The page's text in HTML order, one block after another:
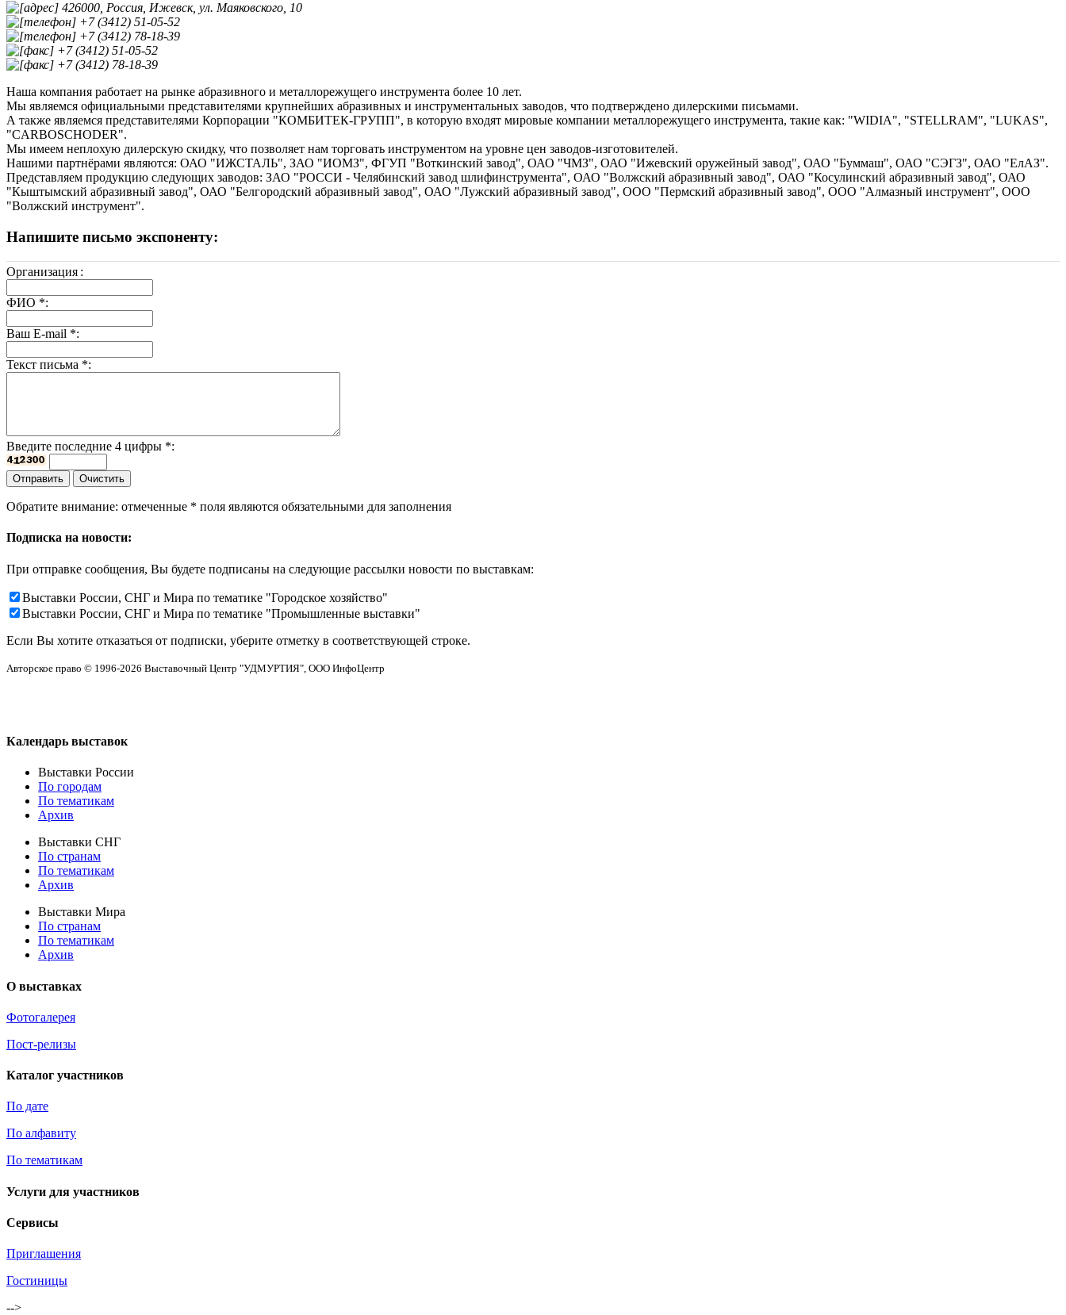
426000, Россия, Ижевск, ул. Маяковского, 10
+7 (3412) 51-05-52
+7 (3412) 78-18-39
+7 (3412) 51-05-52
+7 (3412) 78-18-39
Наша компания работает на рынке абразивного и металлорежущего инструмента более 10 лет.
Мы являемся официальными представителями крупнейших абразивных и инструментальных заводов, что подтверждено дилерскими письмами.
А также являемся представителями Корпорации "КОМБИТЕК-ГРУПП", в которую входят мировые компании металлорежущего инструмента, такие как: "WIDIA", "STELLRAM", "LUKAS",
"CARBOSCHODER".
Мы имеем неплохую дилерскую скидку, что позволяет нам торговать инструментом на уровне цен заводов-изготовителей.
Нашими партнёрами являются: ОАО "ИЖСТАЛЬ", ЗАО "ИОМЗ", ФГУП "Воткинский завод", ОАО "ЧМЗ", ОАО "Ижевский оружейный завод", ОАО "Буммаш", ОАО "СЭГЗ", ОАО "ЕлАЗ".
Представляем продукцию следующих заводов: ЗАО "РОССИ - Челябинский завод шлифинструмента", ОАО "Волжский абразивный завод", ОАО "Косулинский абразивный завод", ОАО
"Кыштымский абразивный завод", ОАО "Белгородский абразивный завод", ОАО "Лужский абразивный завод", ООО "Пермский абразивный завод", ООО "Алмазный инструмент", ООО
"Волжский инструмент".
Напишите письмо экспоненту:
Организация :
ФИО *:
Ваш E-mail *:
Текст письма *:
Введите последние 4 цифры *:
Обратите внимание: отмеченные * поля являются обязательными для заполнения
Подписка на новости:
При отправке сообщения, Вы будете подписаны на следующие рассылки новости по выставкам:
Выставки России, СНГ и Мира по тематике "Городское хозяйство"
Выставки России, СНГ и Мира по тематике "Промышленные выставки"
Если Вы хотите отказаться от подписки, уберите отметку в соответствующей строке.
Авторское право © 1996-2026 Выставочный Центр "УДМУРТИЯ", ООО ИнфоЦентр
Календарь выставок
Выставки России
По городам
По тематикам
Архив
Выставки СНГ
По странам
По тематикам
Архив
Выставки Мира
По странам
По тематикам
Архив
О выставках
Фотогалерея
Пост-релизы
Каталог участников
По дате
По алфавиту
По тематикам
Услуги для участников
Сервисы
Приглашения
Гостиницы
-->